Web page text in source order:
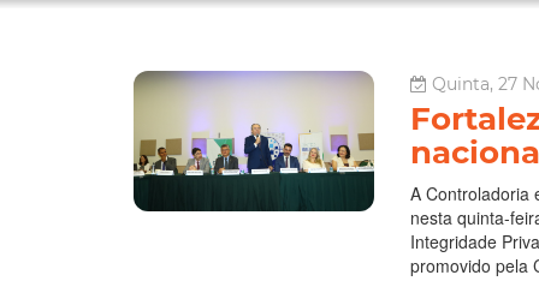
Quinta, 27
A Controladoria
nesta quinta-
Integridade
promovido pela